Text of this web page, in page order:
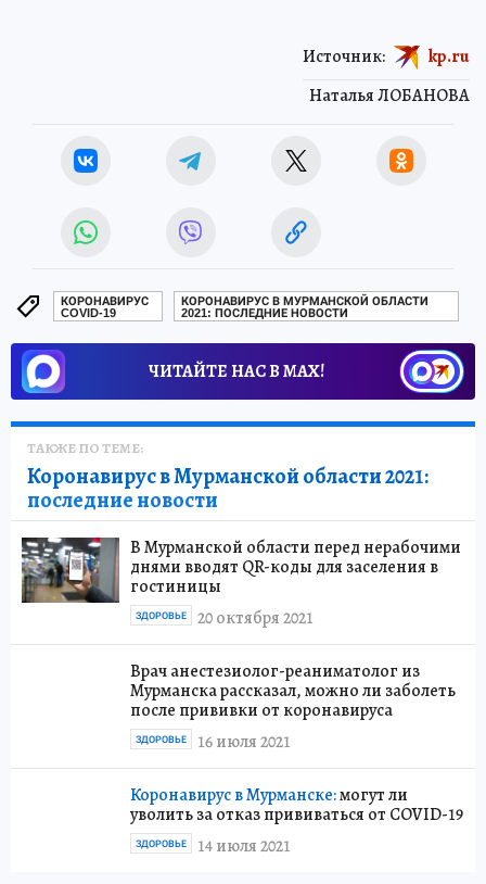
Наталья ЛОБАНОВА
Источник: kp.ru
КОРОНАВИРУС
COVID-19
КОРОНАВИРУС В МУРМАНСКОЙ ОБЛАСТИ
2021: ПОСЛЕДНИЕ НОВОСТИ
ЧИТАЙТЕ НАС В МАХ!
ТАКЖЕ ПО ТЕМЕ:
Коронавирус в Мурманской области 2021:
последние новости
В Мурманской области перед нерабочими
днями вводят QR-коды для заселения в
гостиницы
20 октября 2021
ЗДОРОВЬЕ
Врач анестезиолог-реаниматолог из
Мурманска рассказал, можно ли заболеть
после прививки от коронавируса
16 июля 2021
ЗДОРОВЬЕ
Коронавирус в Мурманске:могут ли
уволить за отказ прививаться от COVID-19
14 июля 2021
ЗДОРОВЬЕ